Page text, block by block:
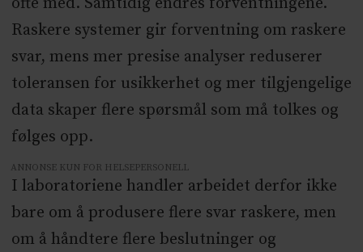
Raskere systemer gir forventning om raskere
svar, mens mer presise analyser reduserer
toleransen for usikkerhet og mer tilgjengelige
data skaper flere spørsmål som må tolkes og
følges opp.
ANNONSE KUN FOR HELSEPERSONELL
I laboratoriene handler arbeidet derfor ikke
bare om å produsere flere svar raskere, men
om å håndtere flere beslutninger og